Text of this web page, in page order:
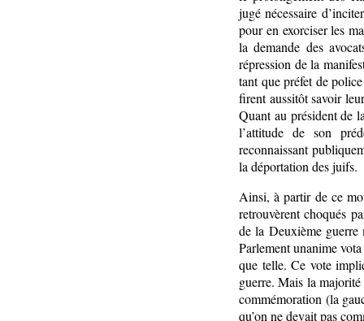
jugé nécessaire
pour en exorciser les
la demande des
répression de la
tant que préfet de
firent aussitôt savoir
Quant au président de
l’attitude de son
reconnaissant
la déportation des juifs.
Ainsi, à partir de ce
retrouvèrent choqués
de la Deuxième guerre
Parlement unanime
que telle. Ce vote
guerre. Mais la
commémoration (la
qu’on ne devait pas